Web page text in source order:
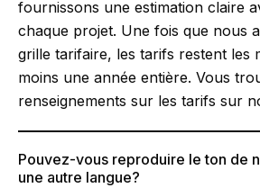
fournissons une estimation claire
chaque projet. Une fois que nous
grille tarifaire, les tarifs restent les
moins une année entière. Vous
renseignements sur les tarifs sur
Pouvez-vous reproduire le ton de
une autre langue?